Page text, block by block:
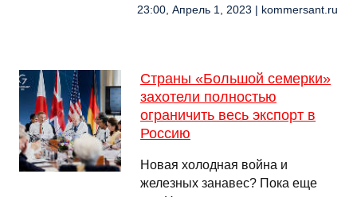
23:00, Апрель 1, 2023 | kommersant.ru
Страны «Большой семерки»
захотели полностью
ограничить весь экспорт в
Россию
Новая холодная война и
железных занавес? Пока еще